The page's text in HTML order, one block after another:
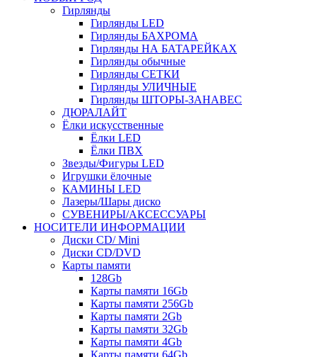
Гирлянды
Гирлянды LED
Гирлянды БАХРОМА
Гирлянды НА БАТАРЕЙКАХ
Гирлянды обычные
Гирлянды СЕТКИ
Гирлянды УЛИЧНЫЕ
Гирлянды ШТОРЫ-ЗАНАВЕС
ДЮРАЛАЙТ
Ёлки искусственные
Ёлки LED
Ёлки ПВХ
Звезды/Фигуры LED
Игрушки ёлочные
КАМИНЫ LED
Лазеры/Шары диско
СУВЕНИРЫ/АКСЕССУАРЫ
НОСИТЕЛИ ИНФОРМАЦИИ
Диски CD/ Mini
Диски CD/DVD
Карты памяти
128Gb
Карты памяти 16Gb
Карты памяти 256Gb
Карты памяти 2Gb
Карты памяти 32Gb
Карты памяти 4Gb
Карты памяти 64Gb